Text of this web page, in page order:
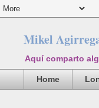
Mikel
Aquí comparto
Home